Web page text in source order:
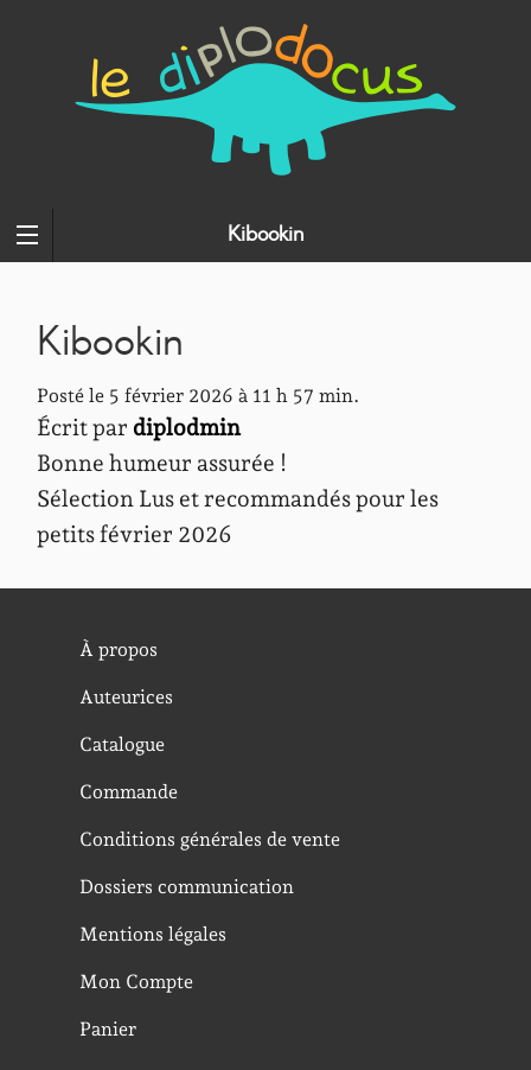
Kibookin
Kibookin
Posté le 5 février 2026 à 11 h 57 min.
Écrit par diplodmin
Bonne humeur assurée !
Sélection Lus et recommandés pour les
petits février 2026
À propos
Auteurices
Catalogue
Commande
Conditions générales de vente
Dossiers communication
Mentions légales
Mon Compte
Panier